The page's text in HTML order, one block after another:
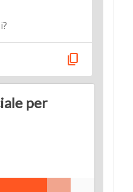
content_copy
per